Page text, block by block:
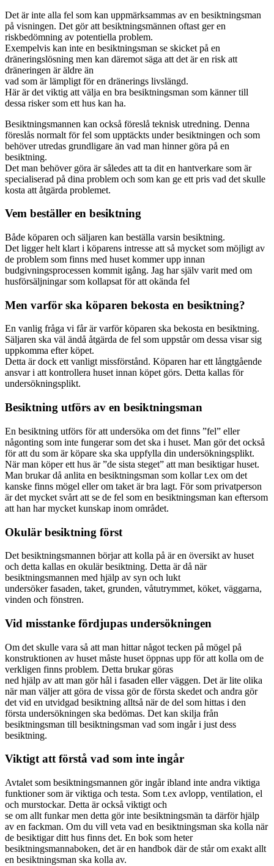
Det är inte alla fel som kan uppmärksammas av en besiktningsman
på visningen. Det gör att besiktningsmännen oftast ger en
riskbedömning av potentiella problem.
Exempelvis kan inte en besiktningsman se skicket på en
dräneringslösning men kan däremot säga att det är en risk att
dräneringen är äldre än
vad som är lämpligt för en dränerings livslängd.
Här är det viktig att välja en bra besiktningsman som känner till
dessa risker som ett hus kan ha.
Besiktningsmannen kan också föreslå teknisk utredning. Denna
föreslås normalt för fel som upptäckts under besiktningen och som
behöver utredas grundligare än vad man hinner göra på en
besiktning.
Det man behöver göra är således att ta dit en hantverkare som är
specialiserad på dina problem och som kan ge ett pris vad det skulle
kosta att åtgärda problemet.
Vem beställer en besiktning
Både köparen och säljaren kan beställa varsin besiktning.
Det ligger helt klart i köparens intresse att så mycket som möjligt av
de problem som finns med huset kommer upp innan
budgivningsprocessen kommit igång. Jag har själv varit med om
husförsäljningar som kollapsat för att okända fel
Men varför ska köparen bekosta en besiktning?
En vanlig fråga vi får är varför köparen ska bekosta en besiktning.
Säljaren ska väl ändå åtgärda de fel som uppstår om dessa visar sig
uppkomma efter köpet.
Detta är dock ett vanligt missförstånd. Köparen har ett långtgående
ansvar i att kontrollera huset innan köpet görs. Detta kallas för
undersökningsplikt.
Besiktning utförs av en besiktningsman
En besiktning utförs för att undersöka om det finns ”fel” eller
någonting som inte fungerar som det ska i huset. Man gör det också
för att du som är köpare ska ska uppfylla din undersökningsplikt.
När man köper ett hus är ”de sista steget” att man besiktigar huset.
Man brukar då anlita en besiktningsman som kollar t.ex om det
kanske finns mögel eller om taket är bra lagt. För som privatperson
är det mycket svårt att se de fel som en besiktningsman kan eftersom
att han har mycket kunskap inom området.
Okulär besiktning först
Det besiktningsmannen börjar att kolla på är en översikt av huset
och detta kallas en okulär besiktning. Detta är då när
besiktningsmannen med hjälp av syn och lukt
undersöker fasaden, taket, grunden, våtutrymmet, köket, väggarna,
vinden och fönstren.
Vid misstanke fördjupas undersökningen
Om det skulle vara så att man hittar något tecken på mögel på
konstruktionen av huset måste huset öppnas upp för att kolla om de
verkligen finns problem. Detta brukar göras
ned hjälp av att man gör hål i fasaden eller väggen. Det är lite olika
när man väljer att göra de vissa gör de första skedet och andra gör
det vid en utvidgad besiktning alltså när de del som hittas i den
första undersökningen ska bedömas. Det kan skilja från
besiktningsman till besiktningsman vad som ingår i just dess
besiktning.
Viktigt att förstå vad som inte ingår
Avtalet som besiktningsmannen gör ingår ibland inte andra viktiga
funktioner som är viktiga och testa. Som t.ex avlopp, ventilation, el
och murstockar. Detta är också viktigt och
se om allt funkar men detta gör inte besiktningsmän ta därför hjälp
av en fackman. Om du vill veta vad en besiktningsman ska kolla när
de besiktigar ditt hus finns det. En bok som heter
besiktningsmannaboken, det är en handbok där de står om exakt allt
en besiktningsman ska kolla av.